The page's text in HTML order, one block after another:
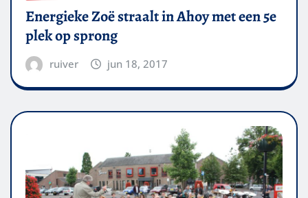
Energieke Zoë straalt in Ahoy met een 5e
plek op sprong
ruiver jun 18, 2017